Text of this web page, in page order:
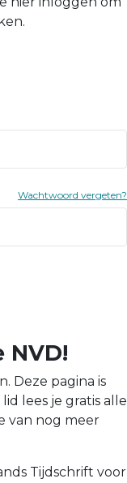
Wachtwoord vergeten?
NVD!
Deze pagina is
lees je gratis alle
van nog meer
Tijdschrift voor